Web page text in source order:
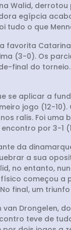
derrotou
egípcia
tudo o que
(3-0). Os
final do
se aplicar a
jogo (12-
ralis. Foi uma
por 3-1
da
a sua
no entanto,
começou a
um triunfo
van
teve de